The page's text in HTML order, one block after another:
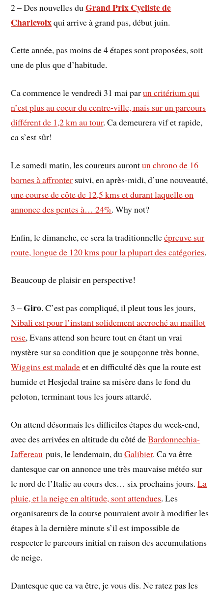
2 – Des nouvelles duGrand Prix Cycliste de
Charlevoixqui arrive à grand pas, début juin.
Cette année, pas moins de 4 étapes sont proposées, soit
une de plus que d’habitude.
Ca commence le vendredi 31 mai parun critérium qui
n’est plus au coeur du centre-ville, mais sur un parcours
différent de 1,2 km au tour. Ca demeurera vif et rapide,
ca s’est sûr!
Le samedi matin, les coureurs aurontun chrono de 16
bornes à affronter suivi, en après-midi, d’une nouveauté,
une course de côte de 12,5 kms et durant laquelle on
annonce des pentes à… 24%. Why not?
Enfin, le dimanche, ce sera la traditionnelleépreuve sur
route, longue de 120 kms pour la plupart des catégories.
Beaucoup de plaisir en perspective!
3 –Giro. C’est pas compliqué, il pleut tous les jours,
Nibali est pour l’instant solidement accroché au maillot
rose, Evans attend son heure tout en étant un vrai
mystère sur sa condition que je soupçonne très bonne,
Wiggins est maladeet en difficulté dès que la route est
humide et Hesjedal traine sa misère dans le fond du
peloton, terminant tous les jours attardé.
On attend désormais les difficiles étapes du week-end,
avec des arrivées en altitude du côté deBardonnechia-
Jaffereau puis, le lendemain, duGalibier. Ca va être
dantesque car on annonce une très mauvaise météo sur
le nord de l’Italie au cours des… six prochains jours.La
pluie, et la neige en altitude, sont attendues. Les
organisateurs de la course pourraient avoir à modifier les
étapes à la dernière minute s’il est impossible de
respecter le parcours initial en raison des accumulations
de neige.
Dantesque que ca va être, je vous dis. Ne ratez pas les